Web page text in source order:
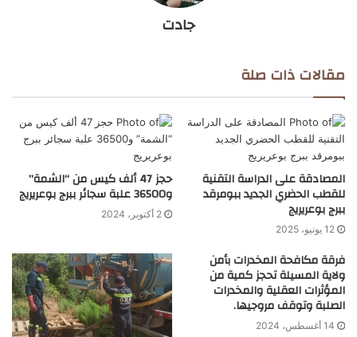
جادت
مقالات ذات صلة
المصادقة على الدراسة التقنية
للقطب الحضري الجديد ببومرقد
ببرج بوعريريج
12 يونيو، 2025
حجز 47 ألف كيس من “الشمة”
و36500 علبة سجائر ببرج بوعريريج
2 أكتوبر، 2024
فرقة مكافحة المخدرات بأمن
ولاية المسيلة تحجز كمية من
المؤثرات العقلية والمخدرات
الصلبة وتوقف مروجيها.
14 أغسطس، 2024